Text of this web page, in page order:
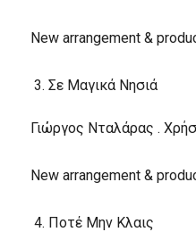
New arrangement &
Σε Μαγικά Νησιά
Γιώργος Νταλάρας .
New arrangement &
Ποτέ Μην Κλαις